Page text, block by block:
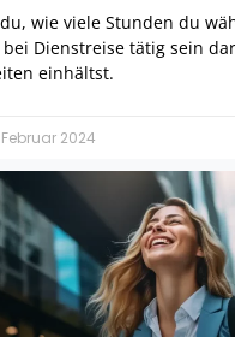
wie viele Stunden du
Dienstreise tätig sein
einhältst.
2024